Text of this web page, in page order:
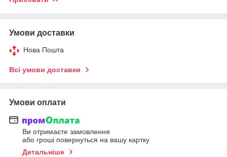
Умови доставки
Нова Пошта
Всі умови доставки
Умови оплати
Ви отримаєте замовлення
або гроші повернуться на вашу картку
Детальніше